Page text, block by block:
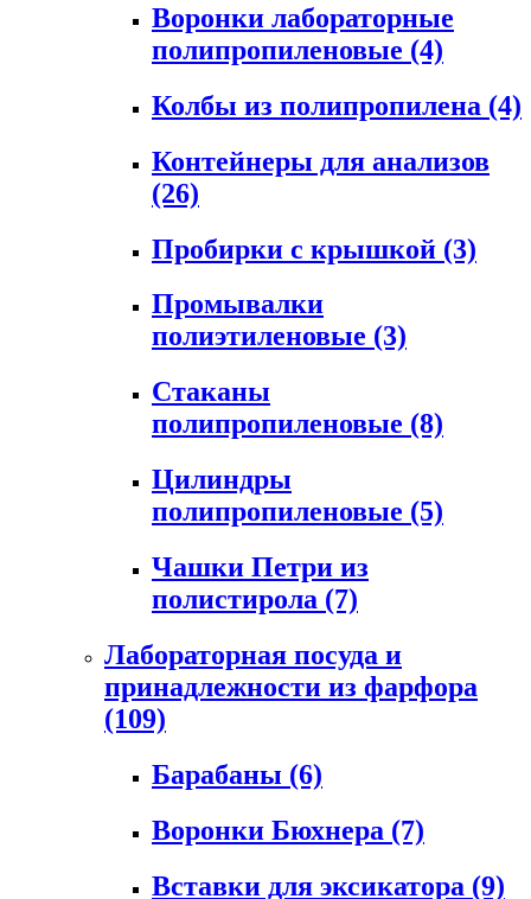
Воронки лабораторные
полипропиленовые (4)
Колбы из полипропилена (4)
Контейнеры для анализов
(26)
Пробирки с крышкой (3)
Промывалки
полиэтиленовые (3)
Стаканы
полипропиленовые (8)
Цилиндры
полипропиленовые (5)
Чашки Петри из
полистирола (7)
Лабораторная посуда и
принадлежности из фарфора
(109)
Барабаны (6)
Воронки Бюхнера (7)
Вставки для эксикатора (9)